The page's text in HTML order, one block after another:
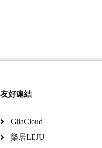
友好連結
GliaCloud
樂居LEJU